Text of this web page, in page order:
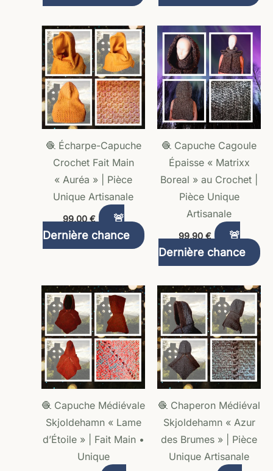
🧶 Écharpe-Capuche
Crochet Fait Main
« Auréa » | Pièce
Unique Artisanale
99,00 €
🚨
Dernière chance
🧶 Capuche Cagoule
Épaisse « Matrixx
Boreal » au Crochet |
Pièce Unique
Artisanale
99,90 €
🚨
Dernière chance
🧶 Capuche Médiévale
Skjoldehamn « Lame
d’Étoile » | Fait Main •
Unique
🧶 Chaperon Médiéval
Skjoldehamn « Azur
des Brumes » | Pièce
Unique Artisanale